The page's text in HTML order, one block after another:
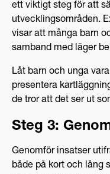
ett viktigt steg för att
utvecklingsområden.
visar att många barn
samband med läger
Låt barn och unga
presentera
de tror att det ser ut
Steg 3:
Genomför insatser
både på kort och lång